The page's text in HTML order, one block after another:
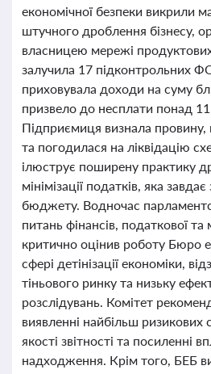
економічної безпеки викрили
штучного дроблення бізнесу,
власницею мережі
залучила 17 підконтрольних
приховувала доходи на суму
призвело до несплати понад
Підприємиця визнала провину,
та погодилася на ліквідацію
ілюструє поширену практику
мінімізації податків, яка
бюджету. Водночас
питань фінансів, податкової та
критично оцінив роботу Бюро
сфері детінізації економіки,
тіньового ринку та низьку
розслідувань. Комітет
виявленні найбільш ризикових
якості звітності та посиленні
надходження. Крім того, БЕБ